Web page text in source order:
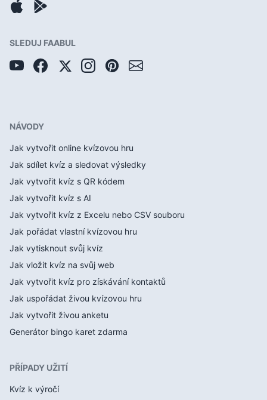
SLEDUJ FAABUL
NÁVODY
Jak vytvořit online kvízovou hru
Jak sdílet kvíz a sledovat výsledky
Jak vytvořit kvíz s QR kódem
Jak vytvořit kvíz s AI
Jak vytvořit kvíz z Excelu nebo CSV souboru
Jak pořádat vlastní kvízovou hru
Jak vytisknout svůj kvíz
Jak vložit kvíz na svůj web
Jak vytvořit kvíz pro získávání kontaktů
Jak uspořádat živou kvízovou hru
Jak vytvořit živou anketu
Generátor bingo karet zdarma
PŘÍPADY UŽITÍ
Kvíz k výročí